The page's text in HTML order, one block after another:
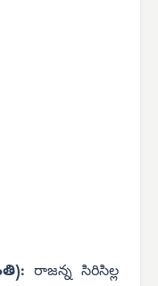
రాజన్న సిరిసిల్ల